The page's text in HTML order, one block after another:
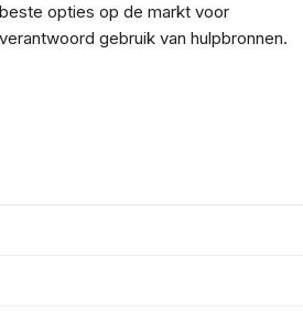
opties op de markt voor
gebruik van hulpbronnen.